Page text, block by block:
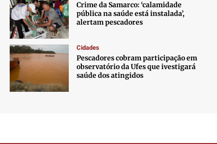
Crime da Samarco: ‘calamidade
pública na saúde está instalada’,
alertam pescadores
Cidades
Pescadores cobram participação em
observatório da Ufes que ivestigará
saúde dos atingidos